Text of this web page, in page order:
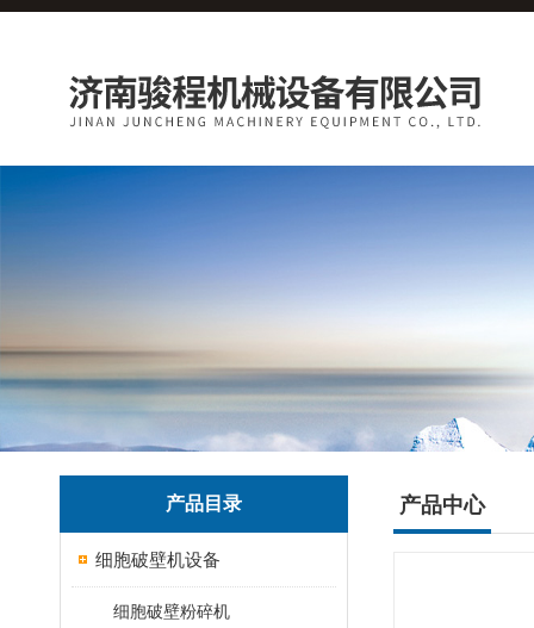
产品目录
细胞破壁机设备
细胞破壁粉碎机
产品中心